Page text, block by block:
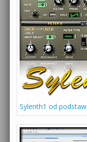
Sylenth1 od podstaw